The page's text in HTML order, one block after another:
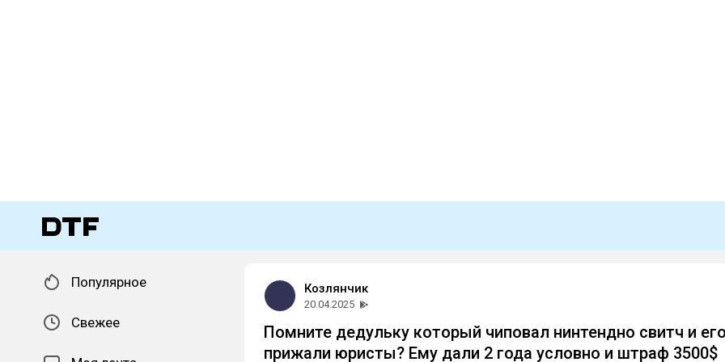
Популярное
Свежее
Козлянчик
20.04.2025
Помните дедульку который чиповал нинтендно свитч и
прижали юристы? Ему дали 2 года условно и штраф 3500$